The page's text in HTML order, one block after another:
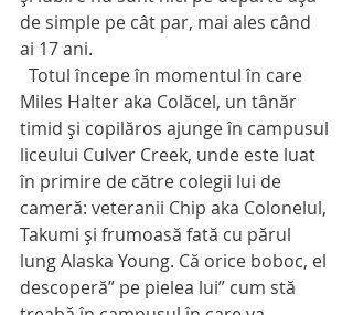
de simple pe cât par, mai ales când
ai 17 ani.
Totul începe în momentul în care
Miles Halter aka Colăcel, un tânăr
timid și copilăros ajunge în campusul
liceului Culver Creek, unde este luat
în primire de către colegii lui de
cameră: veteranii Chip aka Colonelul,
Takumi și frumoasă fată cu părul
lung Alaska Young. Că orice boboc, el
descoperă” pe pielea lui” cum stă